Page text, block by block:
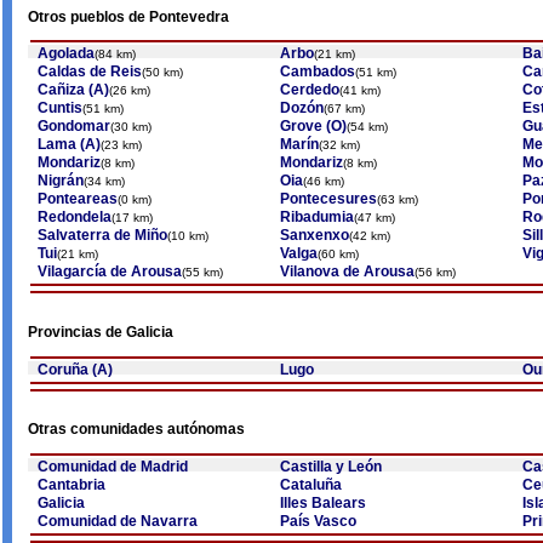
Otros pueblos de Pontevedra
Agolada(84 km) Arbo(21 km)
Caldas de Reis(50 km) Cambados(51 km)
Cañiza (A)(26 km) Cerdedo(41 km)
Cuntis(51 km) Dozón(67 km)
Gondomar(30 km) Grove (O)(54 km)
Lama (A)(23 km) Marín(32 km)
Mondariz(8 km) Mondariz(8 km)
Nigrán(34 km) Oia(46 km)
Ponteareas(0 km) Pontecesures(63 km)
Redondela(17 km) Ribadumia(47 km)
Salvaterra de Miño(10 km) Sanxenxo(42 km)
Tui(21 km) Valga(60 km)
Vilagarcía de Arousa(55 km) Vilanova de Arousa(56 km)
Provincias de Galicia
Coruña (A) Lugo
Otras comunidades autónomas
Comunidad de Madrid Castilla y León
Cantabria
Cataluña
Galicia
Illes Balears
Comunidad de Navarra
País Vasco